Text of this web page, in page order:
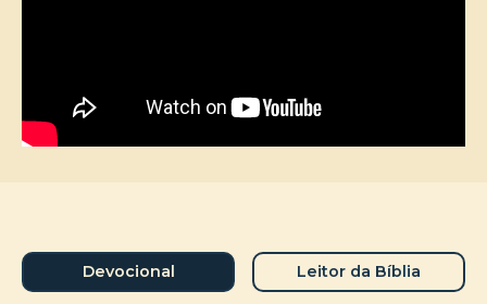
Devocional Leitor da Bíblia